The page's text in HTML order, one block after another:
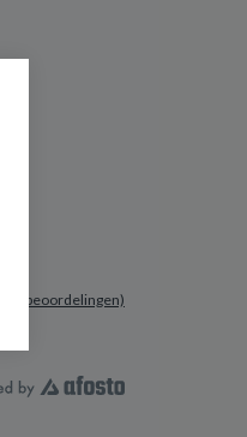
(531 beoordelingen)